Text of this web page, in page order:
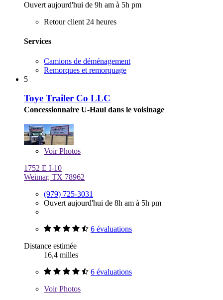
Ouvert aujourd'hui de 9h am à 5h pm
Retour client 24 heures
Services
Camions de déménagement
Remorques et remorquage
5
Toye Trailer Co LLC
Concessionnaire U-Haul dans le voisinage
VoirPhotos
1752 E I-10
Weimar, TX 78962
(979) 725-3031
Ouvert aujourd'hui de 8h am à 5h pm
6 évaluations
Distance estimée
16,4 milles
6 évaluations
VoirPhotos